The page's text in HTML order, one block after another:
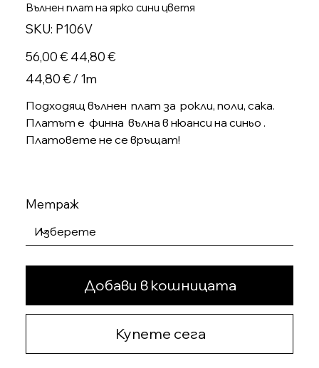
Вълнен плат на ярко сини цветя
SKU: SKU
P106V
P106V
Оригинална
цена
56,00 €
Продажна
цена
44,80 €
44,80 €
на
44,80 € / 1m
Подходящ вълнен плат за рокли, поли, сака.
Платът е финна вълна в нюанси на синьо .
Платовете не се връщат!
Метраж
Добави в кошницата
Купете сега